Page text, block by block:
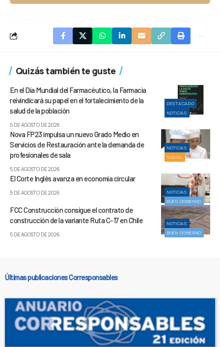
Quizás también te guste
DESTACADO
NOTICIAS
En el Día Mundial del Farmacéutico, la Farmacia
reivindicará su papel en el fortalecimiento de la
salud de la población
5 DE AGOSTO DE 2026
NOTICIAS
SOCIAL
Nova FP23 impulsa un nuevo Grado Medio en
Servicios de Restauración ante la demanda de
profesionales de sala
5 DE AGOSTO DE 2026
NOTICIAS
BUEN GOBIERNO
El Corte Inglés avanza en economía circular
5 DE AGOSTO DE 2026
NOTICIAS
BUEN GOBIERNO
FCC Construcción consigue el contrato de
construcción de la variante Ruta C-17 en Chile
5 DE AGOSTO DE 2026
Últimas publicaciones Corresponsables